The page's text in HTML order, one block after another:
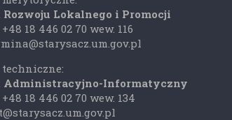
Rozwoju Lokalnego i Promocji
18 446 02 70 wew. 116
Administracyjno-Informatyczny
18 446 02 70 wew. 134